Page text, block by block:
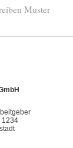
Muster
1234